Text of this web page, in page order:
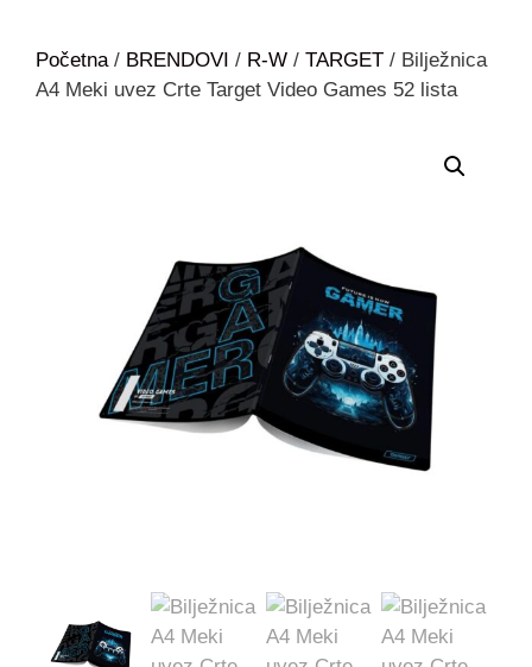
Početna/ BRENDOVI / R-W / TARGET / Bilježnica
A4 Meki uvez Crte Target Video Games 52 lista